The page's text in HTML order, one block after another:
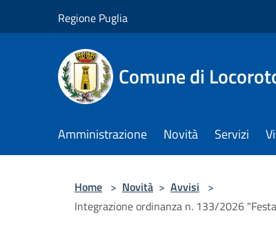
Regione Puglia
Comune di
Amministrazione Novità Servizi
Home > Novità > Avvisi >
Integrazione ordinanza n. 133/2026